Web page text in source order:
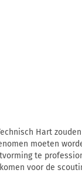
Hart
moeten
te
voor de